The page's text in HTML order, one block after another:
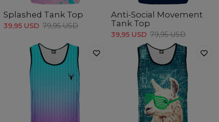
Splashed Tank Top
39,95 USD 79,95 USD
Anti-Social Movement
Tank Top
39,95 USD 79,95 USD